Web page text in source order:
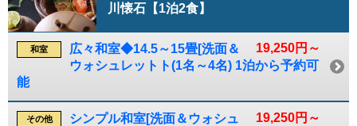
川懐石【1泊2食】
19,250円～
和室
広々和室◆14.5～15畳[洗面＆
ウォシュレットト(1名～4名) 1泊から予約可
能
19,250円～
その他
シンプル和室[洗面＆ウォシュ